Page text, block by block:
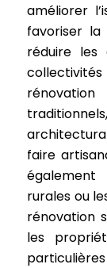
améliorer
favoriser
réduire les
faire
rurales ou
rénovation
les